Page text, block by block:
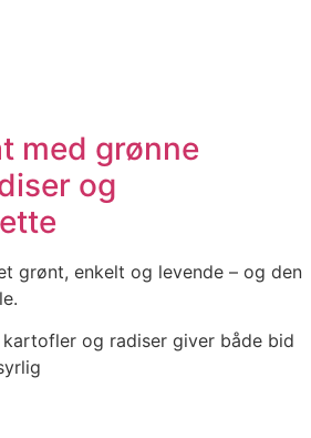
med grønne
og
grønt, enkelt og levende – og den
kartofler og radiser giver både bid